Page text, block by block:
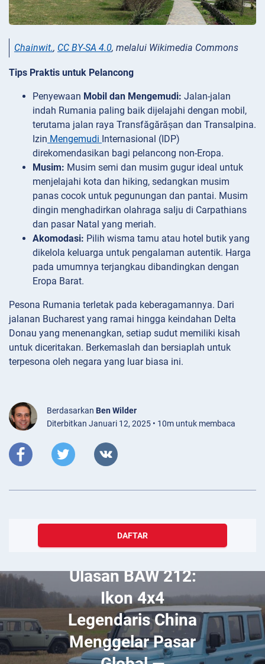
Chainwit., CC BY-SA 4.0, melalui Wikimedia Commons
Tips Praktis untuk Pelancong
Penyewaan Mobil dan Mengemudi: Jalan-jalan
indah Rumania paling baik dijelajahi dengan mobil,
terutama jalan raya Transfăgărășan dan Transalpina.
Izin Mengemudi Internasional (IDP)
direkomendasikan bagi pelancong non-Eropa.
Musim: Musim semi dan musim gugur ideal untuk
menjelajahi kota dan hiking, sedangkan musim
panas cocok untuk pegunungan dan pantai. Musim
dingin menghadirkan olahraga salju di Carpathians
dan pasar Natal yang meriah.
Akomodasi: Pilih wisma tamu atau hotel butik yang
dikelola keluarga untuk pengalaman autentik. Harga
pada umumnya terjangkau dibandingkan dengan
Eropa Barat.
Pesona Rumania terletak pada keberagamannya. Dari
jalanan Bucharest yang ramai hingga keindahan Delta
Donau yang menenangkan, setiap sudut memiliki kisah
untuk diceritakan. Berkemaslah dan bersiaplah untuk
terpesona oleh negara yang luar biasa ini.
Berdasarkan Ben Wilder
Diterbitkan Januari 12, 2025 • 10m untuk membaca
DAFTAR
Februari 23, 2025
Tempat Terbaik
untuk Dikunjungi